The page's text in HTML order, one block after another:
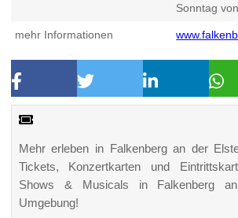
Sonntag
mehr Informationen
Mehr erleben in Falkenberg an der
Tickets, Konzertkarten und
Shows & Musicals in Falkenberg
Umgebung!